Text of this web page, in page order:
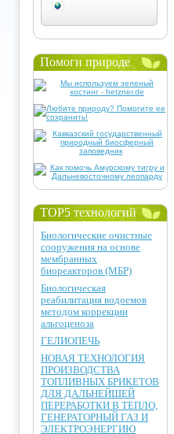
Помоги природе
TOP5 технологий
Биологические очистные
сооружения на основе
мембранных
биореакторов (МБР)
Биологическая
реабилитация водоемов
методом коррекции
альгоценоза
ГЕЛИОПЕЧЬ
НОВАЯ ТЕХНОЛОГИЯ
ПРОИЗВОДСТВА
ТОПЛИВНЫХ БРИКЕТОВ
ДЛЯ ДАЛЬНЕЙШЕЙ
ПЕРЕРАБОТКИ В ТЕПЛО,
ГЕНЕРАТОРНЫЙ ГАЗ И
ЭЛЕКТРОЭНЕРГИЮ